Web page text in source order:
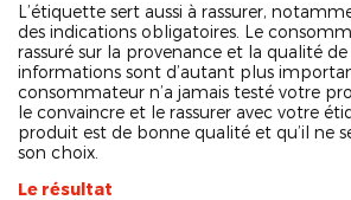
L’étiquette sert aussi à rassurer,
des indications obligatoires. Le
rassuré sur la provenance et la qualité
informations sont d’autant plus
consommateur n’a jamais testé votre
le convaincre et le rassurer avec votre
produit est de bonne qualité et qu’il ne
son choix.
Le résultat